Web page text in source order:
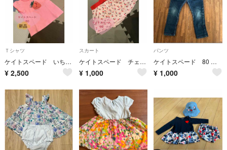
Ｔシャツ
ケイトスペード いちご ピンク フリル Tシャツ 半袖 ノースリーブ
¥ 2,500
スカート
ケイトスペード チェリー スカート インパン付き
¥ 1,000
パンツ
ケイトスペード 80 ズボン ジーンズ
¥ 1,000